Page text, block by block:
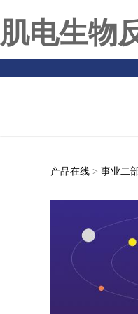
肌电生物
产品在线 > 事业二